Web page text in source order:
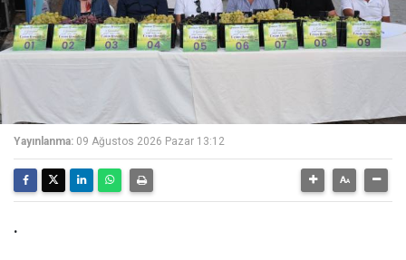
Yayınlanma: 09 Ağustos 2026 Pazar 13:12
.